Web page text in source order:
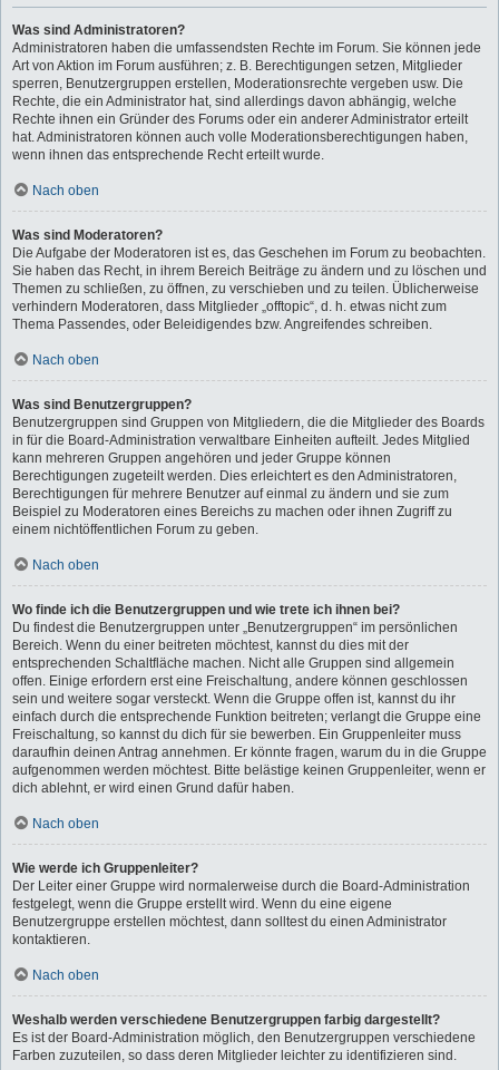
Was sind Administratoren?
Administratoren haben die umfassendsten Rechte im Forum. Sie können jede
Art von Aktion im Forum ausführen; z. B. Berechtigungen setzen, Mitglieder
sperren, Benutzergruppen erstellen, Moderationsrechte vergeben usw. Die
Rechte, die ein Administrator hat, sind allerdings davon abhängig, welche
Rechte ihnen ein Gründer des Forums oder ein anderer Administrator erteilt
hat. Administratoren können auch volle Moderationsberechtigungen haben,
wenn ihnen das entsprechende Recht erteilt wurde.
Nach oben
Was sind Moderatoren?
Die Aufgabe der Moderatoren ist es, das Geschehen im Forum zu beobachten.
Sie haben das Recht, in ihrem Bereich Beiträge zu ändern und zu löschen und
Themen zu schließen, zu öffnen, zu verschieben und zu teilen. Üblicherweise
verhindern Moderatoren, dass Mitglieder „offtopic“, d. h. etwas nicht zum
Thema Passendes, oder Beleidigendes bzw. Angreifendes schreiben.
Nach oben
Was sind Benutzergruppen?
Benutzergruppen sind Gruppen von Mitgliedern, die die Mitglieder des Boards
in für die Board-Administration verwaltbare Einheiten aufteilt. Jedes Mitglied
kann mehreren Gruppen angehören und jeder Gruppe können
Berechtigungen zugeteilt werden. Dies erleichtert es den Administratoren,
Berechtigungen für mehrere Benutzer auf einmal zu ändern und sie zum
Beispiel zu Moderatoren eines Bereichs zu machen oder ihnen Zugriff zu
einem nichtöffentlichen Forum zu geben.
Nach oben
Wo finde ich die Benutzergruppen und wie trete ich ihnen bei?
Du findest die Benutzergruppen unter „Benutzergruppen“ im persönlichen
Bereich. Wenn du einer beitreten möchtest, kannst du dies mit der
entsprechenden Schaltfläche machen. Nicht alle Gruppen sind allgemein
offen. Einige erfordern erst eine Freischaltung, andere können geschlossen
sein und weitere sogar versteckt. Wenn die Gruppe offen ist, kannst du ihr
einfach durch die entsprechende Funktion beitreten; verlangt die Gruppe eine
Freischaltung, so kannst du dich für sie bewerben. Ein Gruppenleiter muss
daraufhin deinen Antrag annehmen. Er könnte fragen, warum du in die Gruppe
aufgenommen werden möchtest. Bitte belästige keinen Gruppenleiter, wenn er
dich ablehnt, er wird einen Grund dafür haben.
Nach oben
Wie werde ich Gruppenleiter?
Der Leiter einer Gruppe wird normalerweise durch die Board-Administration
festgelegt, wenn die Gruppe erstellt wird. Wenn du eine eigene
Benutzergruppe erstellen möchtest, dann solltest du einen Administrator
kontaktieren.
Nach oben
Weshalb werden verschiedene Benutzergruppen farbig dargestellt?
Es ist der Board-Administration möglich, den Benutzergruppen verschiedene
Farben zuzuteilen, so dass deren Mitglieder leichter zu identifizieren sind.